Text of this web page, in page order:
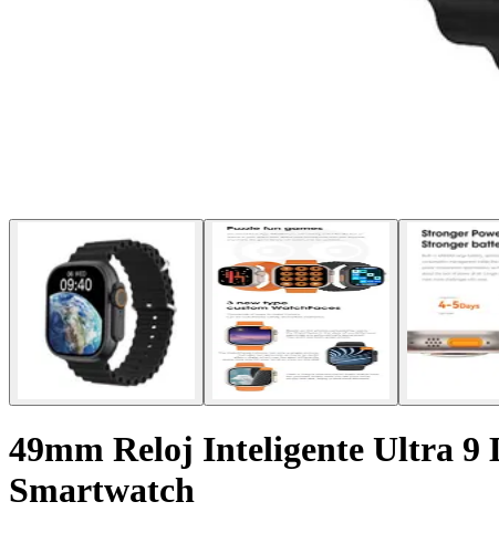
49mm Reloj Inteligente Ultra 9
Smartwatch